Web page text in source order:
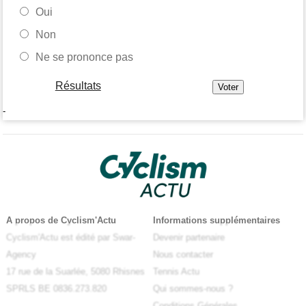
Oui
Non
Ne se prononce pas
Résultats
-
A propos de Cyclism'Actu
Cyclism'Actu est édité par Swar-
Agency
17 rue de la Suarlée, 5080 Rhisnes
SPRLS BE 0836.273.820
Informations supplémentaires
Devenir partenaire
Nous contacter
Tennis Actu
Qui sommes-nous ?